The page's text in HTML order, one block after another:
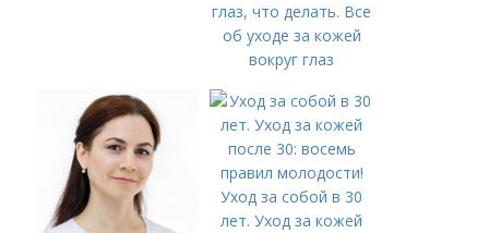
глаз, что делать. Все
об уходе за кожей
вокруг глаз
Уход за собой в 30
лет. Уход за кожей